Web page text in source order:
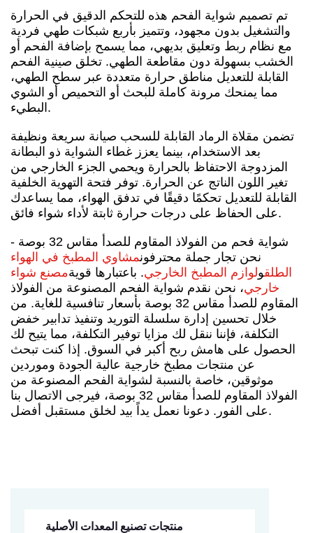
تم تصميم شواية الفحم هذه للتحكم الدقيق في الحرارة
والتشغيل بدون مجهود، وتتميز بأربع شبكات طهي فردية
مع نظام ربط وتعليق بديهي، مما يسمح بإضافة الفحم أو
الخشب بسهولة دون مقاطعة الطهي. تخلق صينية الفحم
القابلة للتعديل مناطق حرارة متعددة عبر سطح الطهي،
مما يمنحك مرونة كاملة للبحث أو التحميص أو الشوي
البطيء.
تضمن مقلاة الرماد القابلة للسحب صيانة سريعة ونظيفة
بعد الاستخدام، بينما يعزز غطاء الشواية ذو البطانة
المزدوجة الاحتفاظ بالحرارة ويحمي الجزء الخارجي من
تغير اللون الناتج عن الحرارة. توفر فتحة التهوية الخلفية
القابلة للتعديل تحكمًا دقيقًا في تدفق الهواء، مما يساعدك
على الحفاظ على درجات حرارة ثابتة لأداء شواء فائق.
شواية فحم من الفولاذ المقاوم للصدأ مقاس 32 بوصة -
نحن تجار جملة محترفونمشاوي المطبخ في الهواء
الطلقولوازم المطبخ الخارجي. باعتبارها قويةمصنع شواء
خارجي، نحن نقدم شواية الفحم المصنوعة من الفولاذ
المقاوم للصدأ مقاس 32 بوصة بأسعار تنافسية للغاية. من
خلال تحسين إدارة سلسلة التوريد وتنفيذ تدابير خفض
التكلفة، فإننا ننقل لك مزايا توفير التكلفة، مما يتيح لك
الحصول على هامش ربح أكبر في السوق. إذا كنت تبحث
عن منتجات مطبخ خارجية عالية الجودة وموردين
موثوقين، خاصة بالنسبة لشواية الفحم المصنوعة من
الفولاذ المقاوم للصدأ مقاس 32 بوصة، فيرجى الاتصال بنا
على الفور. دعونا نعمل يداً بيد لخلق مستقبل أفضل.
منتجات تصنيع المعدات الأصلية